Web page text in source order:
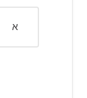
נרשום את
שצריך למצוא - כמה
א